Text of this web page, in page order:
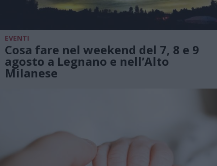
EVENTI
Cosa fare nel weekend del 7, 8 e 9
agosto a Legnano e nell’Alto
Milanese